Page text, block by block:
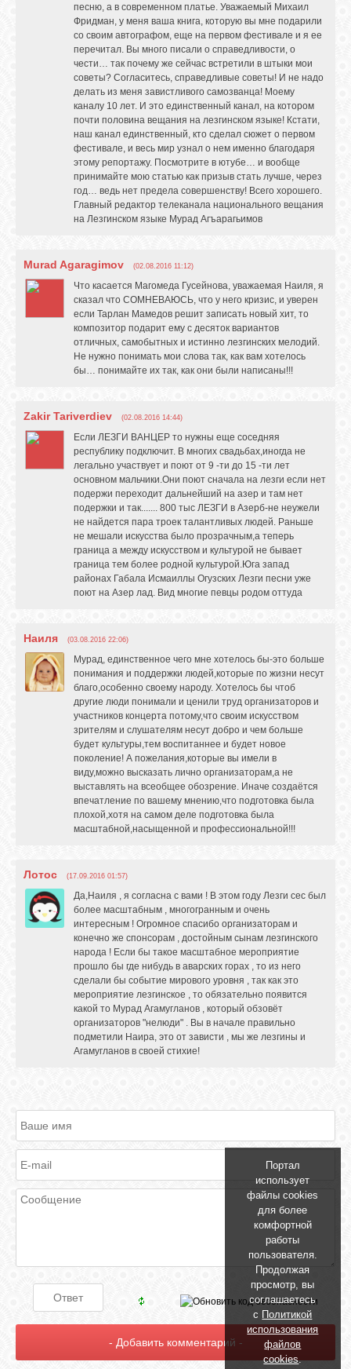
песню, а в современном платье. Уважаемый Михаил
Фридман, у меня ваша книга, которую вы мне подарили
со своим автографом, еще на первом фестивале и я ее
перечитал. Вы много писали о справедливости, о
чести… так почему же сейчас встретили в штыки мои
советы? Согласитесь, справедливые советы! И не надо
делать из меня завистливого самозванца! Моему
каналу 10 лет. И это единственный канал, на котором
почти половина вещания на лезгинском языке! Кстати,
наш канал единственный, кто сделал сюжет о первом
фестивале, и весь мир узнал о нем именно благодаря
этому репортажу. Посмотрите в ютубе… и вообще
принимайте мою статью как призыв стать лучше, через
год… ведь нет предела совершенству! Всего хорошего.
Главный редактор телеканала национального вещания
на Лезгинском языке Мурад Агъарагьимов
Murad Agaragimov (02.08.2016 11:12)
Что касается Магомеда Гусейнова, уважаемая Наиля, я
сказал что СОМНЕВАЮСЬ, что у него кризис, и уверен
если Тарлан Мамедов решит записать новый хит, то
композитор подарит ему с десяток вариантов
отличных, самобытных и истинно лезгинских мелодий.
Не нужно понимать мои слова так, как вам хотелось
бы… понимайте их так, как они были написаны!!!
Zakir Tariverdiev (02.08.2016 14:44)
Если ЛЕЗГИ ВАНЦЕР то нужны еще соседняя
республику подключит. В многих свадьбах,иногда не
легально участвует и поют от 9 -ти до 15 -ти лет
основном мальчики.Они поют сначала на лезги если нет
подержи переходит дальнейший на азер и там нет
подержки и так....... 800 тыс ЛЕЗГИ в Азерб-не неужели
не найдется пара троек талантливых людей. Раньше
не мешали искусства было прозрачным,а теперь
граница а между искусством и культурой не бывает
граница тем более родной культурой.Юга запад
районах Габала Исмаиллы Огузских Лезги песни уже
поют на Азер лад. Вид многие певцы родом оттуда
Наиля (03.08.2016 22:06)
Мурад, единственное чего мне хотелось бы-это больше
понимания и поддержки людей,которые по жизни несут
благо,особенно своему народу. Хотелось бы чтоб
другие люди понимали и ценили труд организаторов и
участников концерта потому,что своим искусством
зрителям и слушателям несут добро и чем больше
будет культуры,тем воспитаннее и будет новое
поколение! А пожелания,которые вы имели в
виду,можно высказать лично организаторам,а не
выставлять на всеобщее обозрение. Иначе создаётся
впечатление по вашему мнению,что подготовка была
плохой,хотя на самом деле подготовка была
масштабной,насыщенной и профессиональной!!!
Лотос (17.09.2016 01:57)
Да,Наиля , я согласна с вами ! В этом году Лезги сес был
более масштабным , многогранным и очень
интересным ! Огромное спасибо организаторам и
конечно же спонсорам , достойным сынам лезгинского
народа ! Если бы такое масштабное мероприятие
прошло бы где нибудь в аварских горах , то из него
сделали бы событие мирового уровня , так как это
мероприятие лезгинское , то обязательно появится
какой то Мурад Агамугланов , который обзовёт
организаторов "нелюди" . Вы в начале правильно
подметили Наира, это от зависти , мы же лезгины и
Агамугланов в своей стихие!
Портал
использует
файлы cookies
для более
комфортной
работы
пользователя.
Продолжая
просмотр, вы
соглашаетесь
с Политикой
использования
файлов
cookies.